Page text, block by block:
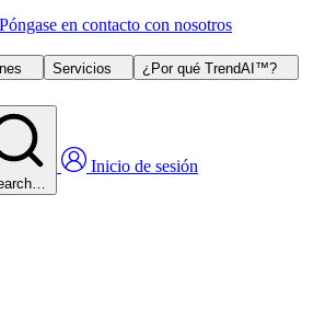
Póngase en contacto con nosotros
Servicios
¿Por qué TrendAI™?
Inicio de sesión